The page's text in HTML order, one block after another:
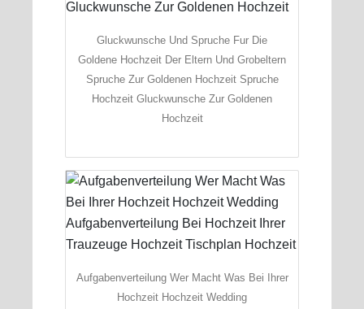
Gluckwunsche Und Spruche Fur Die
Goldene Hochzeit Der Eltern Und Grobeltern
Spruche Zur Goldenen Hochzeit Spruche
Hochzeit Gluckwunsche Zur Goldenen
Hochzeit
Aufgabenverteilung Wer Macht Was Bei Ihrer
Hochzeit Hochzeit Wedding